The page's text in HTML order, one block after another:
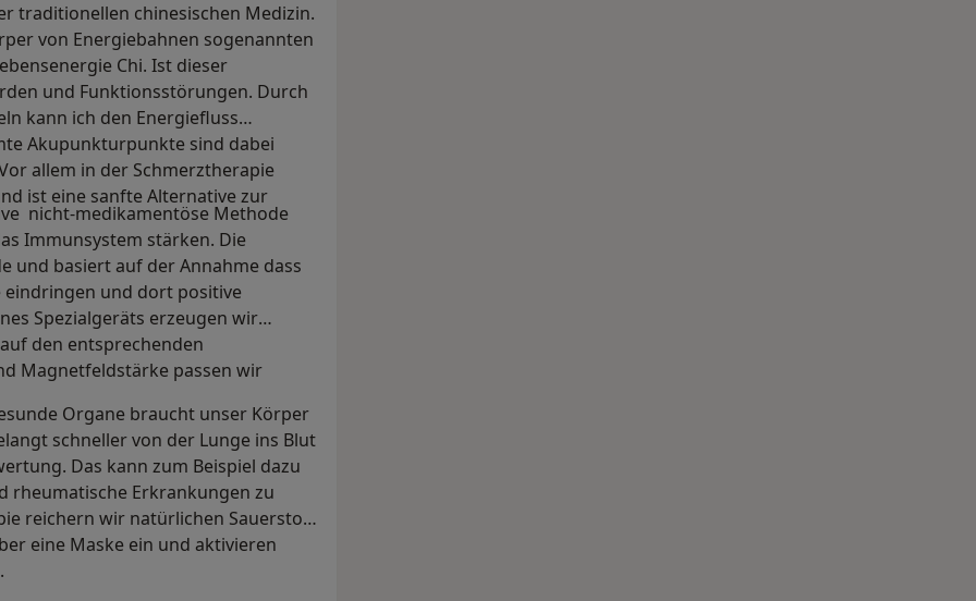
traditionellen chinesischen Medizin.
von Energiebahnen sogenannten
Chi. Ist dieser
und Funktionsstörungen. Durch
kann ich den Energiefluss
Akupunkturpunkte sind dabei
allem in der Schmerztherapie
ist eine sanfte Alternative zur
nicht-medikamentöse Methode
Immunsystem stärken. Die
und basiert auf der Annahme dass
eindringen und dort positive
Spezialgeräts erzeugen wir
den entsprechenden
Magnetfeldstärke passen wir
Organe braucht unser Körper
schneller von der Lunge ins Blut
Das kann zum Beispiel dazu
rheumatische Erkrankungen zu
reichern wir natürlichen Sauerstoff
eine Maske ein und aktivieren